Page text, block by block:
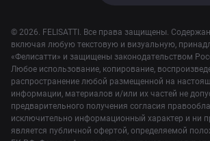
© 2026. FELISATTI. Все права защищены.
включая любую текстовую и визуальную,
«Фелисатти» и защищены законодательством
Любое использование, копирование,
распространение любой размещенной на
информации, материалов и/или их частей не
предварительного получения согласия
исключительно информационный характер и ни
является публичной офертой, определяемой